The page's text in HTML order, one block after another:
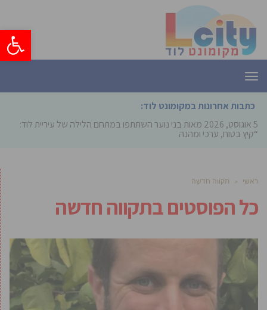
פתח
תפריט
כתבות אחרונות במקומונט לוד:
5 אוגוסט, 2026
מאות בני נוער השתתפו במתחם הלילה של עיריית לוד:
“קיץ בטוח, ערכי ומהנה”
ראשי » תקווה חדשה
כל הפוסטים בתקווה חדשה